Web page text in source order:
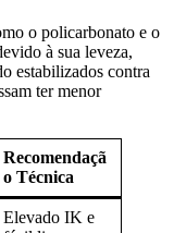
o policarbonato e o
à sua leveza,
estabilizados contra
ter menor
Recomendaçã
o Técnica
Elevado IK e